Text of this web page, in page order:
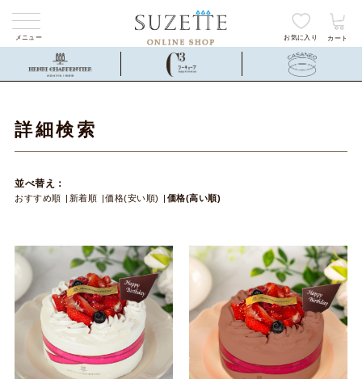
メニュー お気に入り カート
詳細検索
並べ替え：
おすすめ順 新着順 価格(安い順) 価格(高い順)